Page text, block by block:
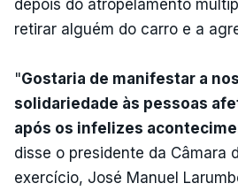
depois do atropelamento
retirar alguém do carro e a
"Gostaria de manifestar a
solidariedade às pessoas
após os infelizes
disse o presidente da Câmara
exercício, José Manuel